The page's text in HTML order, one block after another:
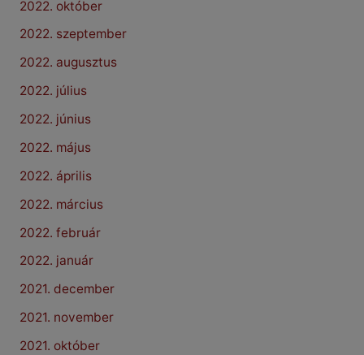
2022. október
2022. szeptember
2022. augusztus
2022. július
2022. június
2022. május
2022. április
2022. március
2022. február
2022. január
2021. december
2021. november
2021. október